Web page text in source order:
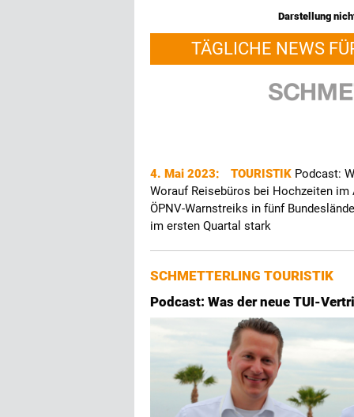
Darstellung
TÄGLICHE NEWS
4. Mai 2023: TOURISTIK Podcast:
Worauf Reisebüros bei Hochzeiten
ÖPNV-Warnstreiks in fünf
im ersten Quartal stark
SCHMETTERLING TOURISTIK
Podcast: Was der neue TUI-